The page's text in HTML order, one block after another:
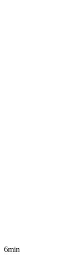
6min